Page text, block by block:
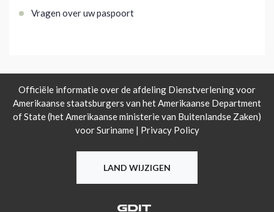
Vragen over uw paspoort
Officiële informatie over de afdeling Dienstverlening voor
Amerikaanse staatsburgers van het Amerikaanse Department
of State (het Amerikaanse ministerie van Buitenlandse Zaken)
voor Suriname | Privacy Policy
LAND WIJZIGEN